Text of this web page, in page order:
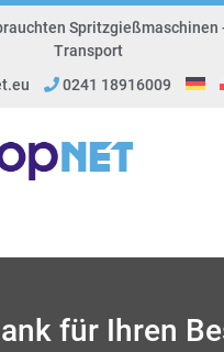
Spritzgießmaschinen
Transport
0241 18916009
für Ihren